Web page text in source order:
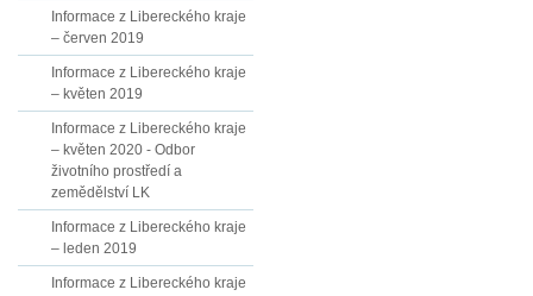
Informace z Libereckého kraje
– červen 2019
Informace z Libereckého kraje
– květen 2019
Informace z Libereckého kraje
– květen 2020 - Odbor
životního prostředí a
zemědělství LK
Informace z Libereckého kraje
– leden 2019
Informace z Libereckého kraje